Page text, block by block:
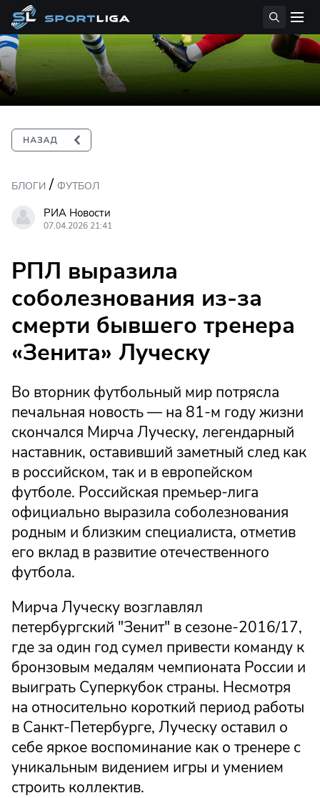
БЛОГИ / ФУТБОЛ
РИА Новости
07.04.2026 21:41
РПЛ выразила
соболезнования из-за
смерти бывшего тренера
«Зенита» Луческу
Во вторник футбольный мир потрясла
печальная новость — на 81-м году жизни
скончался Мирча Луческу, легендарный
наставник, оставивший заметный след как
в российском, так и в европейском
футболе. Российская премьер-лига
официально выразила соболезнования
родным и близким специалиста, отметив
его вклад в развитие отечественного
футбола.
Мирча Луческу возглавлял
петербургский "Зенит" в сезоне-2016/17,
где за один год сумел привести команду к
бронзовым медалям чемпионата России и
выиграть Суперкубок страны. Несмотря
на относительно короткий период работы
в Санкт-Петербурге, Луческу оставил о
себе яркое воспоминание как о тренере с
уникальным видением игры и умением
строить коллектив.